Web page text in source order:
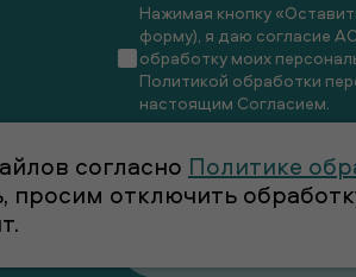
Нажимая кнопку
форму), я даю согласие
обработку моих
Политикой обработки
настоящим Согласием.
информационных
согласно Политике
просим отключить